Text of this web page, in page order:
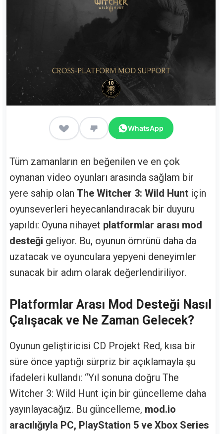
WhatsApp
Tüm zamanların en beğenilen ve en çok
oynanan video oyunları arasında sağlam bir
yere sahip olan The Witcher 3: Wild Hunt için
oyunseverleri heyecanlandıracak bir duyuru
yapıldı: Oyuna nihayet platformlar arası mod
desteği geliyor. Bu, oyunun ömrünü daha da
uzatacak ve oyunculara yepyeni deneyimler
sunacak bir adım olarak değerlendiriliyor.
Platformlar Arası Mod Desteği Nasıl
Çalışacak ve Ne Zaman Gelecek?
Oyunun geliştiricisi CD Projekt Red, kısa bir
süre önce yaptığı sürpriz bir açıklamayla şu
ifadeleri kullandı: “Yıl sonuna doğru The
Witcher 3: Wild Hunt için bir güncelleme daha
yayınlayacağız. Bu güncelleme, mod.io
aracılığıyla PC, PlayStation 5 ve Xbox Series